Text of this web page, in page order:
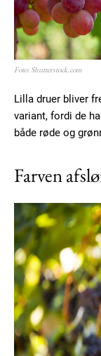
Foto: Shutterstock.com
Lilla druer bliver
variant, fordi de
både røde og
Farven